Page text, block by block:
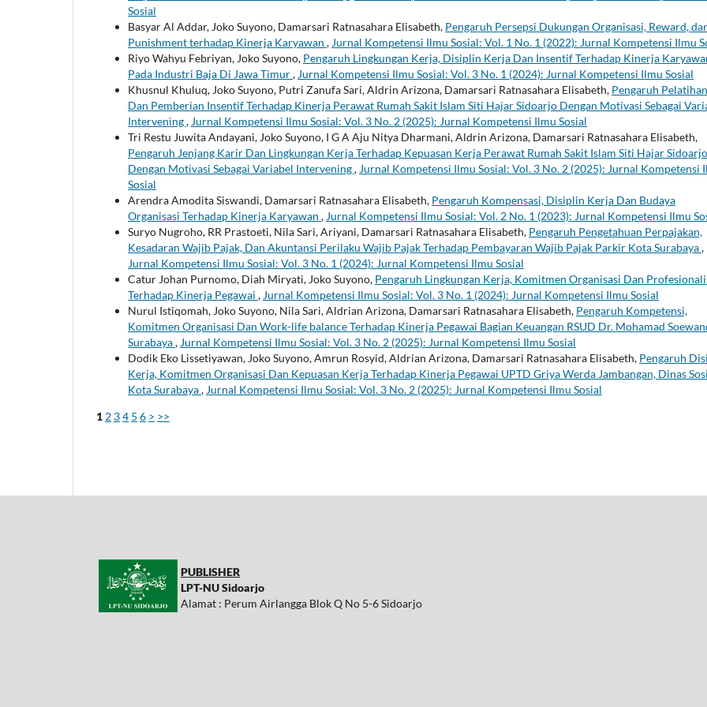
Sosial
Basyar Al Addar, Joko Suyono, Damarsari Ratnasahara Elisabeth, Pengaruh Persepsi Dukungan Organisasi, Reward,
Punishment terhadap Kinerja Karyawan , Jurnal Kompetensi Ilmu Sosial: Vol. 1 No. 1 (2022): Jurnal Kompetensi Ilmu
Riyo Wahyu Febriyan, Joko Suyono, Pengaruh Lingkungan Kerja, Disiplin Kerja Dan Insentif Terhadap Kinerja
Pada Industri Baja Di Jawa Timur, Jurnal Kompetensi Ilmu Sosial: Vol. 3 No. 1 (2024): Jurnal Kompetensi Ilmu Sosial
Khusnul Khuluq, Joko Suyono, Putri Zanufa Sari, Aldrin Arizona, Damarsari Ratnasahara Elisabeth, Pengaruh Pelatihan
Dan Pemberian Insentif Terhadap Kinerja Perawat Rumah Sakit Islam Siti Hajar Sidoarjo Dengan Motivasi Sebagai
Intervening, Jurnal Kompetensi Ilmu Sosial: Vol. 3 No. 2 (2025): Jurnal Kompetensi Ilmu Sosial
Tri Restu Juwita Andayani, Joko Suyono, I G A Aju Nitya Dharmani, Aldrin Arizona, Damarsari Ratnasahara Elisabeth,
Pengaruh Jenjang Karir Dan Lingkungan Kerja Terhadap Kepuasan Kerja Perawat Rumah Sakit Islam Siti Hajar Sidoarjo
Dengan Motivasi Sebagai Variabel Intervening, Jurnal Kompetensi Ilmu Sosial: Vol. 3 No. 2 (2025): Jurnal Kompetensi
Sosial
Arendra Amodita Siswandi, Damarsari Ratnasahara Elisabeth, Pengaruh Kompensasi, Disiplin Kerja Dan Budaya
Organisasi Terhadap Kinerja Karyawan , Jurnal Kompetensi Ilmu Sosial: Vol. 2 No. 1 (2023): Jurnal Kompetensi Ilmu
Suryo Nugroho, RR Prastoeti, Nila Sari, Ariyani, Damarsari Ratnasahara Elisabeth, Pengaruh Pengetahuan Perpajakan,
Kesadaran Wajib Pajak, Dan Akuntansi Perilaku Wajib Pajak Terhadap Pembayaran Wajib Pajak Parkir Kota Surabaya,
Jurnal Kompetensi Ilmu Sosial: Vol. 3 No. 1 (2024): Jurnal Kompetensi Ilmu Sosial
Catur Johan Purnomo, Diah Miryati, Joko Suyono, Pengaruh Lingkungan Kerja, Komitmen Organisasi Dan
Terhadap Kinerja Pegawai , Jurnal Kompetensi Ilmu Sosial: Vol. 3 No. 1 (2024): Jurnal Kompetensi Ilmu Sosial
Nurul Istiqomah, Joko Suyono, Nila Sari, Aldrian Arizona, Damarsari Ratnasahara Elisabeth, Pengaruh Kompetensi,
Komitmen Organisasi Dan Work-life balance Terhadap Kinerja Pegawai Bagian Keuangan RSUD Dr. Mohamad
Surabaya, Jurnal Kompetensi Ilmu Sosial: Vol. 3 No. 2 (2025): Jurnal Kompetensi Ilmu Sosial
Dodik Eko Lissetiyawan, Joko Suyono, Amrun Rosyid, Aldrian Arizona, Damarsari Ratnasahara Elisabeth, Pengaruh
Kerja, Komitmen Organisasi Dan Kepuasan Kerja Terhadap Kinerja Pegawai UPTD Griya Werda Jambangan, Dinas
Kota Surabaya, Jurnal Kompetensi Ilmu Sosial: Vol. 3 No. 2 (2025): Jurnal Kompetensi Ilmu Sosial
1 2 34 5 6 > >>
PUBLISHER
LPT-NU Sidoarjo
Alamat : Perum Airlangga Blok Q No 5-6 Sidoarjo